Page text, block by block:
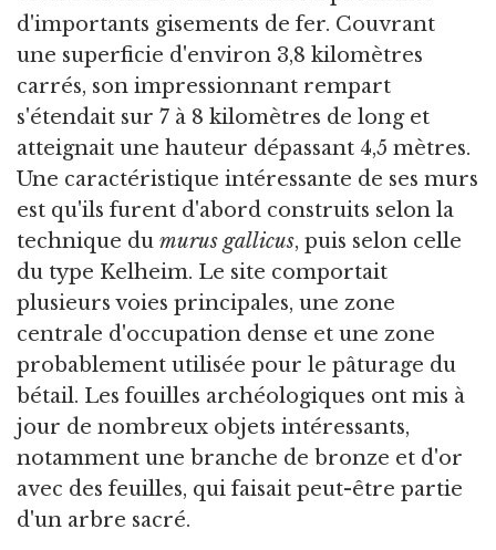
d'importants gisements de fer. Couvrant
une superficie d'environ 3,8 kilomètres
carrés, son impressionnant rempart
s'étendait sur 7 à 8 kilomètres de long et
atteignait une hauteur dépassant 4,5 mètres.
Une caractéristique intéressante de ses murs
est qu'ils furent d'abord construits selon la
technique du murus gallicus, puis selon celle
du type Kelheim. Le site comportait
plusieurs voies principales, une zone
centrale d'occupation dense et une zone
probablement utilisée pour le pâturage du
bétail. Les fouilles archéologiques ont mis à
jour de nombreux objets intéressants,
notamment une branche de bronze et d'or
avec des feuilles, qui faisait peut-être partie
d'un arbre sacré.